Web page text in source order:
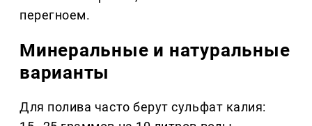
перегноем.
Минеральные и натуральные
варианты
Для полива часто берут сульфат калия: